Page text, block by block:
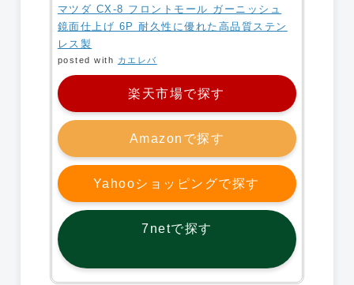
マツダ CX-8 フロントモール ガーニッシュ
鏡面仕上げ 6P 耐久性に優れた高品質ステン
レス製
posted with カエレバ
楽天市場で探す
Amazonで探す
Yahooショッピングで探す
7netで探す